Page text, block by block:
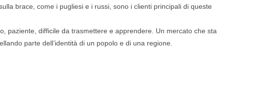
brace, come i pugliesi e i russi, sono i clienti principali di queste
paziente, difficile da trasmettere e apprendere. Un mercato che sta
parte dell’identità di un popolo e di una regione.